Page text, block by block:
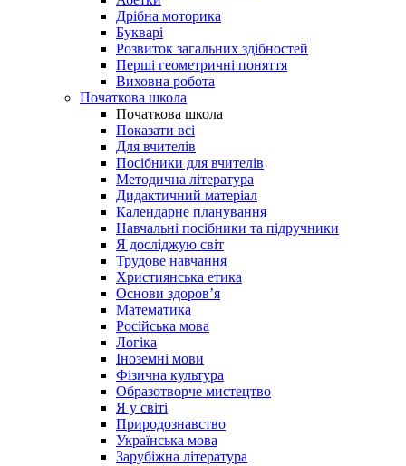
Дрібна моторика
Букварі
Розвиток загальних здібностей
Перші геометричні поняття
Виховна робота
Початкова школа
Початкова школа
Показати всі
Для вчителів
Посібники для вчителів
Методична література
Дидактичний матеріал
Календарне планування
Навчальні посібники та підручники
Я досліджую світ
Трудове навчання
Християнська етика
Основи здоров’я
Математика
Російська мова
Логіка
Іноземні мови
Фізична культура
Образотворче мистецтво
Я у світі
Природознавство
Українська мова
Зарубіжна література